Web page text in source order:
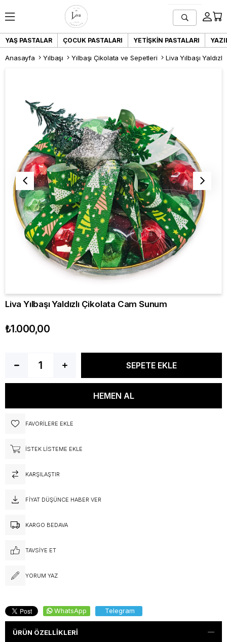
YAŞ PASTALAR ÇOCUK PASTALARI YETIŞKIN PASTALARI
Anasayfa Yılbaşı Yılbaşı Çikolata ve Sepetleri Liva Yılbaşı
Liva Yılbaşı Yaldızlı Çikolata Cam Sunum
₺1.000,00
FAVORILERE EKLE
İSTEK LISTEME EKLE
KARŞILAŞTIR
FIYAT DÜŞÜNCE HABER VER
KARGO BEDAVA
TAVSIYE ET
YORUM YAZ
WhatsApp Telegram
ÜRÜN ÖZELLIKLERI